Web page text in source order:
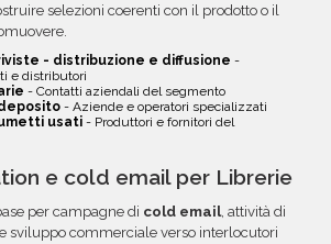
selezioni coerenti con il prodotto o il
- distribuzione e diffusione -
e distributori
- Contatti aziendali del segmento
- Aziende e operatori specializzati
usati - Produttori e fornitori del
e cold email per Librerie
per campagne di cold email, attività di
e sviluppo commerciale verso interlocutori